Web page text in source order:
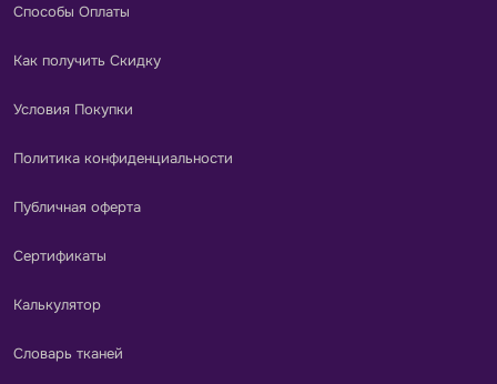
Способы Оплаты
Как получить Скидку
Условия Покупки
Политика конфиденциальности
Публичная оферта
Сертификаты
Калькулятор
Словарь тканей